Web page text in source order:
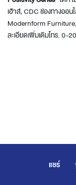
เฮ้าส์, CDC ช่องทางออ
Modernform
ละเอียดเพิ่มเติมโทร. 0-
แชร์